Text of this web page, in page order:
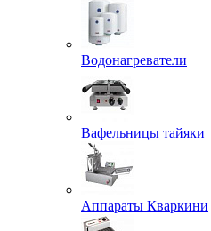
Водонагреватели
Вафельницы тайяки
Аппараты Кваркини